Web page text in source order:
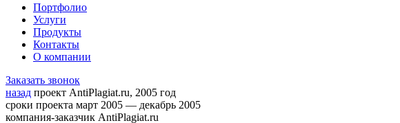
Портфолио
Услуги
Продукты
Контакты
О компании
Заказать звонок
назад проект AntiPlagiat.ru, 2005 год
сроки проекта март 2005 — декабрь 2005
компания-заказчик AntiPlagiat.ru